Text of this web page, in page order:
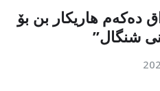
دەكەم هاریكار بن بۆ
شنگال”